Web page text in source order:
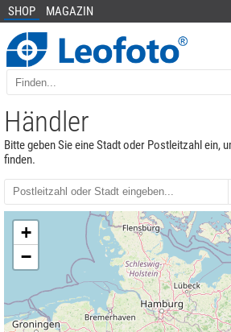
SHOP MAGAZIN
Händler
Bitte geben Sie eine Stadt oder Postleitzahl ein,
finden.
+
−